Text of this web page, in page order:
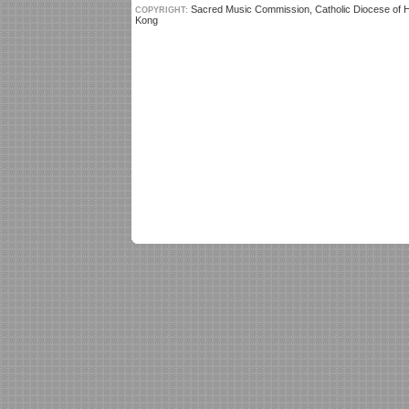
COPYRIGHT: Sacred Music Commission, Catholic Diocese of
Kong